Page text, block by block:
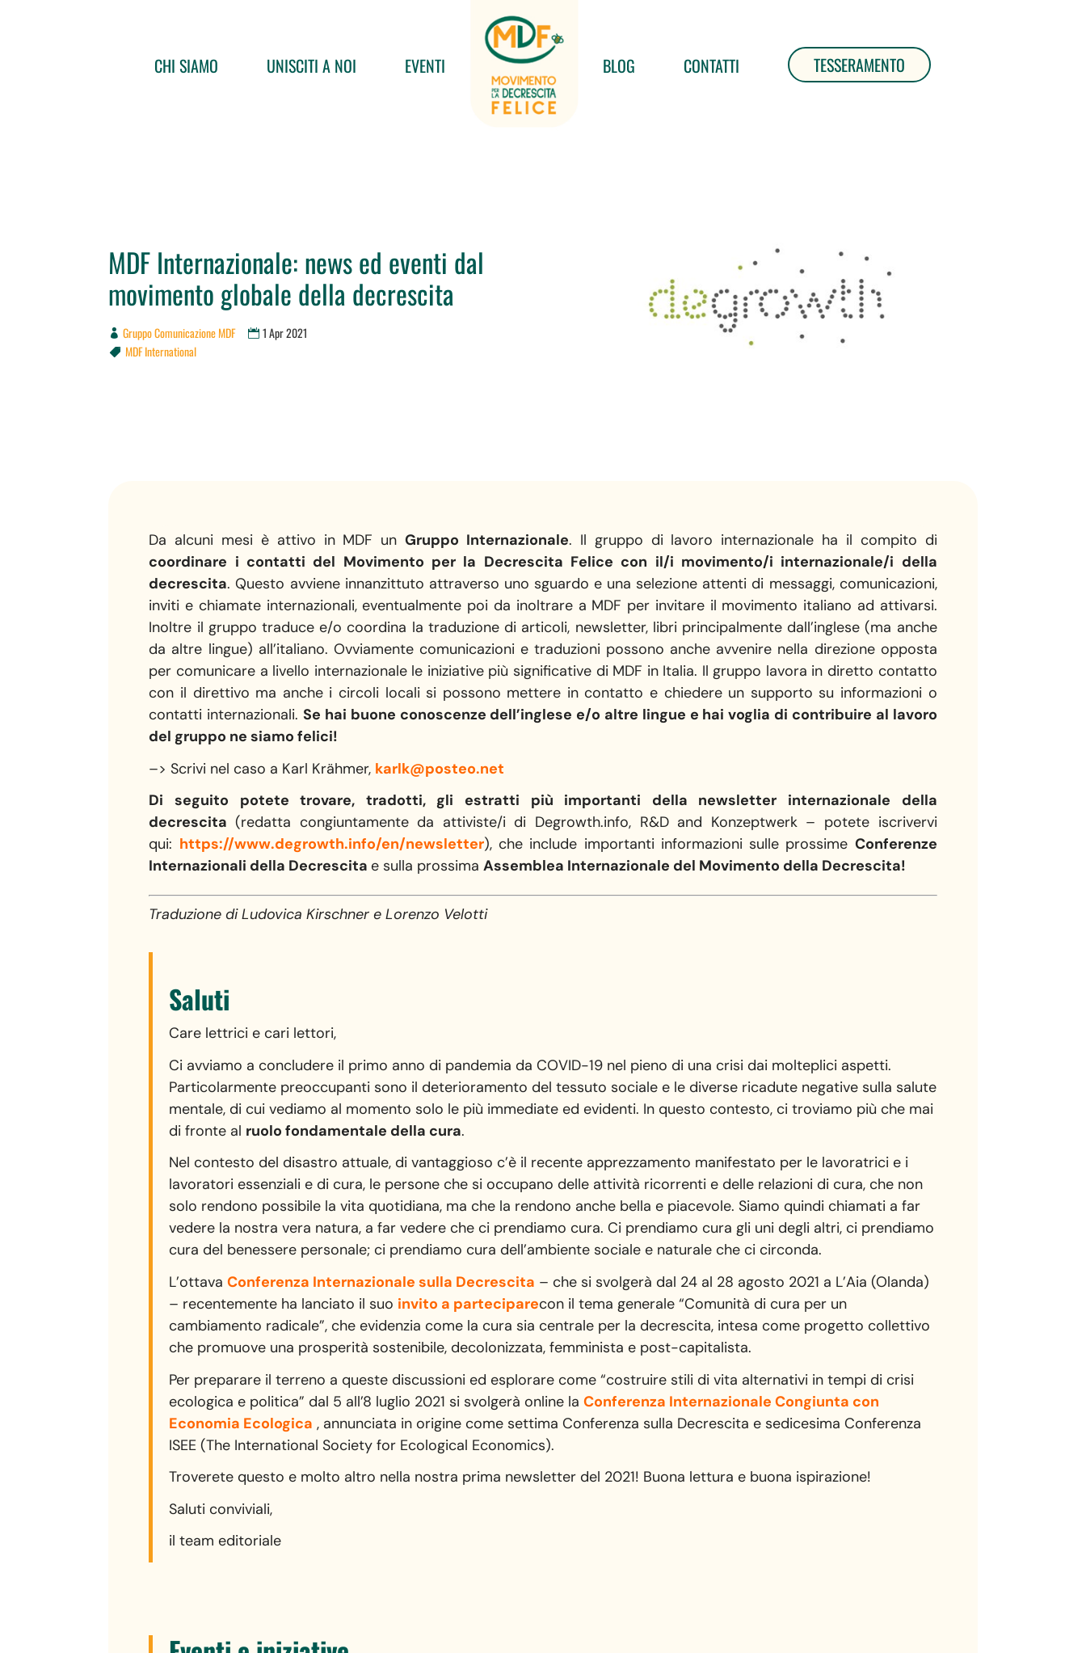
CHI SIAMO UNISCITI A NOI EVENTI BLOG CONTATTI TESSERAMENTO
MDF Internazionale: news ed eventi dal
movimento globale della decrescita
Gruppo Comunicazione MDF 1 Apr 2021
 MDF International
Da alcuni mesi è attivo in MDF unGruppo Internazionale. Il gruppo di lavoro internazionale ha il compito di
coordinare i contatti del Movimento per la Decrescita Felice con il∕i movimento∕i internazionale∕i della
decrescita. Questo avviene innanzittuto attraverso uno sguardo e una selezione attenti di messaggi, comunicazioni,
inviti e chiamate internazionali, eventualmente poi da inoltrare a MDF per invitare il movimento italiano ad attivarsi.
Inoltre il gruppo traduce e∕o coordina la traduzione di articoli, newsletter, libri principalmente dall’inglese (ma anche
da altre lingue) all’italiano. Ovviamente comunicazioni e traduzioni possono anche avvenire nella direzione opposta
per comunicare a livello internazionale le iniziative più significative di MDF in Italia. Il gruppo lavora in diretto contatto
con il direttivo ma anche i circoli locali si possono mettere in contatto e chiedere un supporto su informazioni o
contatti internazionali.Se hai buone conoscenze dell’inglese e∕o altre lingue e hai voglia di contribuire al lavoro
del gruppo ne siamo felici!
–> Scrivi nel caso a Karl Krähmer, karlk@posteo.net
Di seguito potete trovare, tradotti, gli estratti più importanti della newsletter internazionale della
decrescita(redatta congiuntamente da attiviste/i di Degrowth.info, R&D and Konzeptwerk – potete iscrivervi
qui: https://www.degrowth.info/en/newsletter), che include importanti informazioni sulle prossime Conferenze
Internazionali della Decrescita e sulla prossimaAssemblea Internazionale del Movimento della Decrescita!
Traduzione di Ludovica Kirschner e Lorenzo Velotti
Saluti
Care lettrici e cari lettori,
Ci avviamo a concludere il primo anno di pandemia da COVID-19 nel pieno di una crisi dai molteplici aspetti.
Particolarmente preoccupanti sono il deterioramento del tessuto sociale e le diverse ricadute negative sulla salute
mentale, di cui vediamo al momento solo le più immediate ed evidenti. In questo contesto, ci troviamo più che mai
di fronte al ruolo fondamentale della cura.
Nel contesto del disastro attuale, di vantaggioso c’è il recente apprezzamento manifestato per le lavoratrici e i
lavoratori essenziali e di cura, le persone che si occupano delle attività ricorrenti e delle relazioni di cura, che non
solo rendono possibile la vita quotidiana, ma che la rendono anche bella e piacevole. Siamo quindi chiamati a far
vedere la nostra vera natura, a far vedere che ci prendiamo cura. Ci prendiamo cura gli uni degli altri, ci prendiamo
cura del benessere personale; ci prendiamo cura dell’ambiente sociale e naturale che ci circonda.
L’ottavaConferenza Internazionale sulla Decrescita – che si svolgerà dal 24 al 28 agosto 2021 a L’Aia (Olanda)
– recentemente ha lanciato il suo invito a parteciparecon il tema generale “Comunità di cura per un
cambiamento radicale”, che evidenzia come la cura sia centrale per la decrescita, intesa come progetto collettivo
che promuove una prosperità sostenibile, decolonizzata, femminista e post-capitalista.
Per preparare il terreno a queste discussioni ed esplorare come “costruire stili di vita alternativi in tempi di crisi
ecologica e politica” dal 5 all’8 luglio 2021 si svolgerà online laConferenza Internazionale Congiunta con
Economia Ecologica , annunciata in origine come settima Conferenza sulla Decrescita e sedicesima Conferenza
ISEE (The International Society for Ecological Economics).
Troverete questo e molto altro nella nostra prima newsletter del 2021! Buona lettura e buona ispirazione!
Saluti conviviali,
il team editoriale